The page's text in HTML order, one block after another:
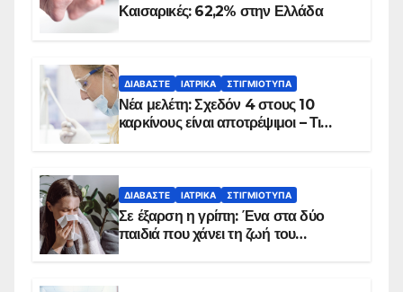
Καισαρικές: 62,2% στην Ελλάδα
ΔΙΑΒΆΣΤΕ ΙΑΤΡΙΚΆ ΣΤΙΓΜΙΌΤΥΠΑ
Νέα μελέτη: Σχεδόν 4 στους 10
καρκίνους είναι αποτρέψιμοι – Τι
ΔΙΑΒΆΣΤΕ ΙΑΤΡΙΚΆ ΣΤΙΓΜΙΌΤΥΠΑ
Σε έξαρση η γρίπη: Ένα στα δύο
παιδιά που χάνει τη ζωή του